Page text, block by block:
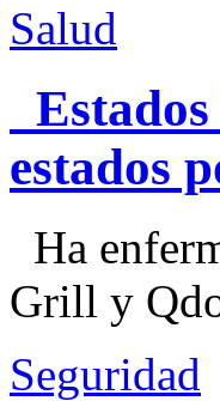
Salud
estados
Ha
Grill y
Seguridad